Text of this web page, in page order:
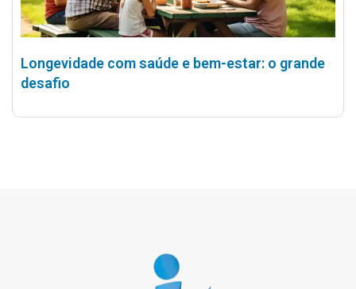
Longevidade com saúde e bem-estar: o grande
desafio